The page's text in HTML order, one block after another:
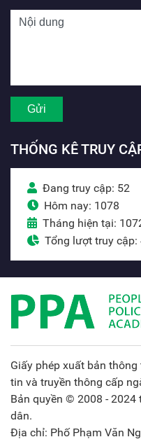
THỐNG KÊ TRUY
Đang truy cập: 52
Hôm nay: 1078
Tháng hiện tại:
Tổng lượt truy cập:
Giấy phép xuất bản
tin và truyền thông cấp
Bản quyền © 2008 - 2024
dân.
Địa chỉ: Phố Phạm Văn